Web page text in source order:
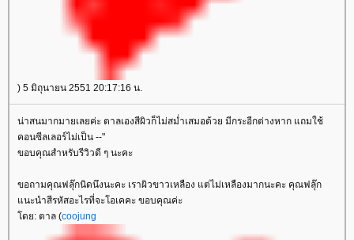
) 5 มิถุนายน 2551 20:17:16 น.
น่าสนมากมายเลยค่ะ ตาลเองสีผิวก็ไม่สม่ำเสมอด้วย มีกระอีกต่างหาก แถมใช้
คอนซีลเลอร์ไม่เป็น --"
ขอบคุณสำหรับรีวิวดี ๆ นะคะ
ขอถามคุณฟลุ๊กนิดนึงนะคะ เราผิวขาวเหลือง แต่ไม่เหลืองมากนะคะ คุณฟลุ๊ก
นะนำสีรหัสอะไรที่จะโอเคคะ ขอบคุณค่ะ
ดย: ตาล (coojung